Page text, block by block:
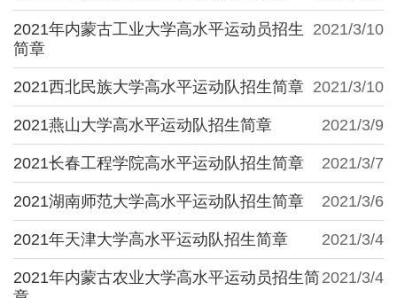
2021/3/10
2021年内蒙古工业大学高水平运动员招生
简章
2021/3/10
2021西北民族大学高水平运动队招生简章
2021/3/9
2021燕山大学高水平运动队招生简章
2021/3/7
2021长春工程学院高水平运动队招生简章
2021/3/6
2021湖南师范大学高水平运动队招生简章
2021/3/4
2021年天津大学高水平运动队招生简章
2021/3/4
2021年内蒙古农业大学高水平运动员招生简